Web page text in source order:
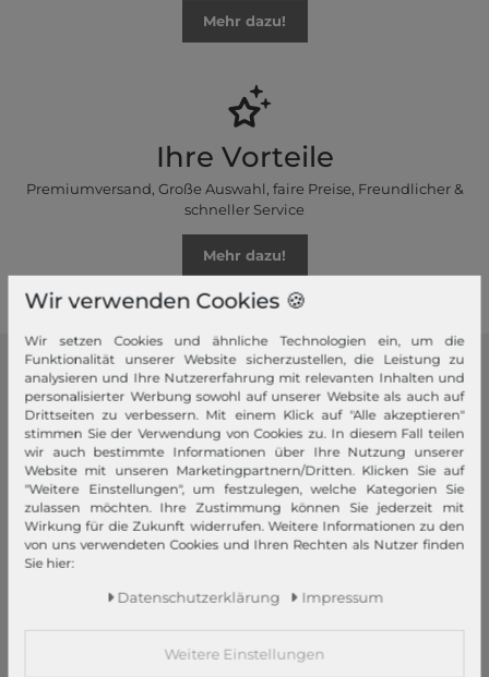
Mehr dazu!
Ihre Vorteile
Premiumversand, Große Auswahl, faire Preise, Freundlicher &
schneller Service
Mehr dazu!
modeherz
Impressum
AGB
Widerrufsrecht
Datenschutzerklärung
Datenschutzeinstellungen
Barrierefreiheitserklärung
Wir verwenden Cookies 🍪
Wir setzen Cookies und ähnliche Technologien ein, um die
Funktionalität unserer Website sicherzustellen, die Leistung zu
analysieren und Ihre Nutzererfahrung mit relevanten Inhalten und
personalisierter Werbung sowohl auf unserer Website als auch auf
Drittseiten zu verbessern. Mit einem Klick auf "Alle akzeptieren"
stimmen Sie der Verwendung von Cookies zu. In diesem Fall teilen
wir auch bestimmte Informationen über Ihre Nutzung unserer
Website mit unseren Marketingpartnern/Dritten. Klicken Sie auf
"Weitere Einstellungen", um festzulegen, welche Kategorien Sie
zulassen möchten. Ihre Zustimmung können Sie jederzeit mit
Wirkung für die Zukunft widerrufen. Weitere Informationen zu den
von uns verwendeten Cookies und Ihren Rechten als Nutzer finden
Sie hier:
Daten­schutz­erklärung Impressum
Weitere Einstellungen